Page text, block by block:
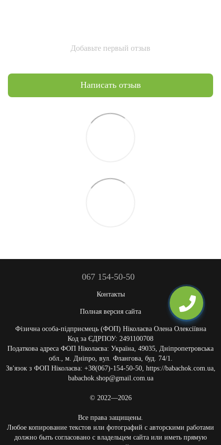
Добавьте первый отзыв
Написать отзыв
067 154-50-50
Контакты
Полная версия сайта
Фізична особа-підприємець (ФОП) Ніколаєва Олена Олексіївна
Код за ЄДРПОУ: 2491100708
Податкова адреса ФОП Ніколаєва: Україна, 49035, Дніпропетровська
обл., м. Дніпро, вул. Флангова, буд. 74/1.
Зв'язок з ФОП Ніколаєва: +38(067)-154-50-50, https://babachok.com.ua,
babachok.shop@gmail.com.ua
© 2022—2026
Все права защищены.
Любое копирование текстов или фотографий с авторскими работами
должно быть согласовано с владельцем сайта или иметь прямую